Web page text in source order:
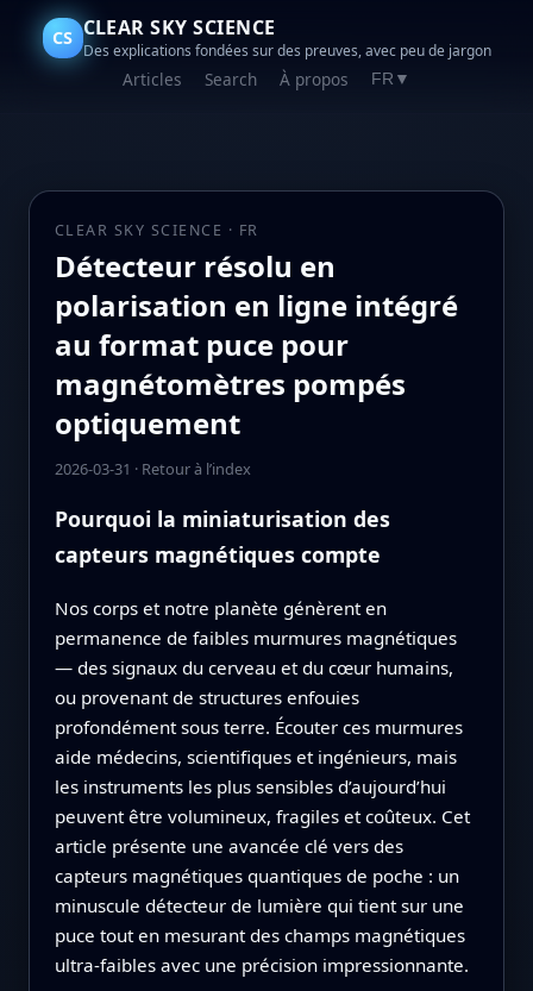
CS CLEAR SKY SCIENCE
Des explications fondées sur des preuves, avec peu de jargon
Articles Search À propos FR ▼
CLEAR SKY SCIENCE · FR
Détecteur résolu en
polarisation en ligne intégré
au format puce pour
magnétomètres pompés
optiquement
2026-03-31 · Retour à l’index
Pourquoi la miniaturisation des
capteurs magnétiques compte
Nos corps et notre planète génèrent en
permanence de faibles murmures magnétiques
— des signaux du cerveau et du cœur humains,
ou provenant de structures enfouies
profondément sous terre. Écouter ces murmures
aide médecins, scientifiques et ingénieurs, mais
les instruments les plus sensibles d’aujourd’hui
peuvent être volumineux, fragiles et coûteux. Cet
article présente une avancée clé vers des
capteurs magnétiques quantiques de poche : un
minuscule détecteur de lumière qui tient sur une
puce tout en mesurant des champs magnétiques
ultra‑faibles avec une précision impressionnante.